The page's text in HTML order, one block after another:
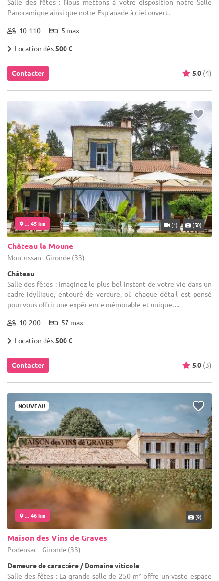
Salle des fêtes : Nous mettons à votre disposition notre Salle
Panoramique ainsi que notre Esplanade à ciel ouvert.
10-110 5 max
Location dès500 €
Contacter 5.0 (4)
... 45 km (1) (50)
Château la Moune
Montussan - Gironde (33)
Château
Salle des fêtes : Imaginez le plus bel instant de votre vie dans un
cadre idyllique, entouré de verdure, où chaque détail est pensé
pour vous offrir une expérience mémorable et unique. ...
10-200 57 max
Location dès500 €
Contacter 5.0 (3)
NOUVEAU
... 46 km (9)
Maison des Vins de Graves
Podensac - Gironde (33)
Demeure de caractère / Domaine viticole
Salle des fêtes : La grande salle de 250 m² offre un vaste espace